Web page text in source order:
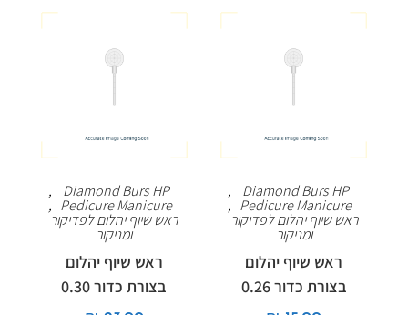
Diamond Burs HP
,
Pedicure Manicure
,
ראש שיוף יהלום לפדיקור
ומניקור
ראש שיוף יהלום
בצורת כדור 0.26
Diamond Burs HP
,
Pedicure Manicure
,
ראש שיוף יהלום לפדיקור
ומניקור
ראש שיוף יהלום
בצורת כדור 0.30